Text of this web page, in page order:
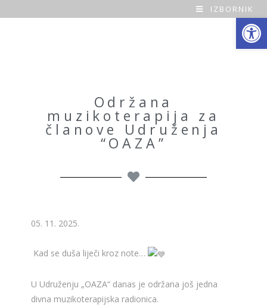
Open toolbar
O
IZBORNIK
Održana
muzikoterapija za
članove Udruženja
“OAZA”
05. 11. 2025.
Kad se duša liječi kroz note…
U Udruženju „OAZA“ danas je održana još jedna
divna muzikoterapijska radionica.